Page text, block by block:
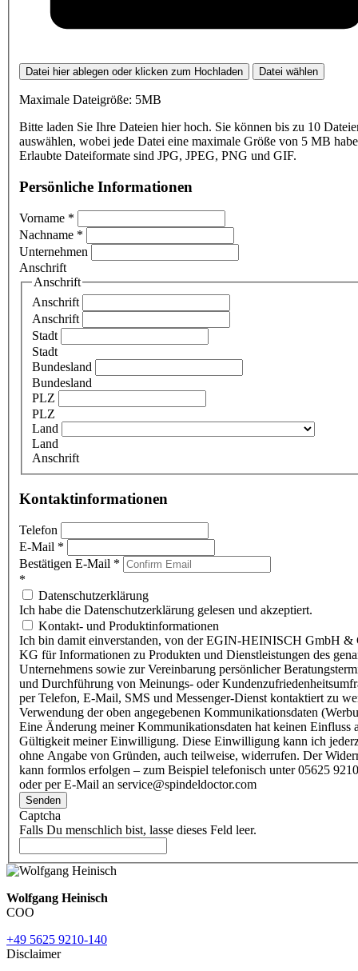
Datei hier ablegen oder klicken zum Hochladen Datei wählen
Maximale Dateigröße: 5MB
Bitte laden Sie Ihre Dateien hier hoch. Sie können bis zu 10
auswählen, wobei jede Datei eine maximale Größe von 5 MB
Erlaubte Dateiformate sind JPG, JPEG, PNG und GIF.
Persönliche Informationen
Vorname *
Nachname *
Unternehmen
Anschrift
Anschrift
Anschrift
Anschrift
Stadt
Stadt
Bundesland
Bundesland
PLZ
PLZ
Land
Land
Anschrift
Kontaktinformationen
Telefon
E-Mail *
Bestätigen E-Mail *
*
Datenschutzerklärung
Ich habe die Datenschutzerklärung gelesen und akzeptiert.
Kontakt- und Produktinformationen
Ich bin damit einverstanden, von der EGIN-HEINISCH GmbH &
KG für Informationen zu Produkten und Dienstleistungen des
Unternehmens sowie zur Vereinbarung persönlicher
und Durchführung von Meinungs- oder
per Telefon, E-Mail, SMS und Messenger-Dienst kontaktiert zu
Verwendung der oben angegebenen Kommunikationsdaten
Eine Änderung meiner Kommunikationsdaten hat keinen Einfluss
Gültigkeit meiner Einwilligung. Diese Einwilligung kann ich
ohne Angabe von Gründen, auch teilweise, widerrufen. Der
kann formlos erfolgen – zum Beispiel telefonisch unter 05625
oder per E-Mail an service@spindeldoctor.com
Senden
Captcha
Falls Du menschlich bist, lasse dieses Feld leer.
Wolfgang Heinisch
COO
+49 5625 9210-140
Disclaimer